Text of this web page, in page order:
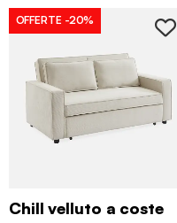
OFFERTE -20%
Chill velluto a coste